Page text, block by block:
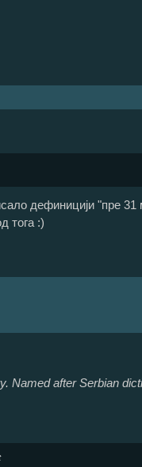
дефиницији "пре 31
тога :)
Named after Serbian